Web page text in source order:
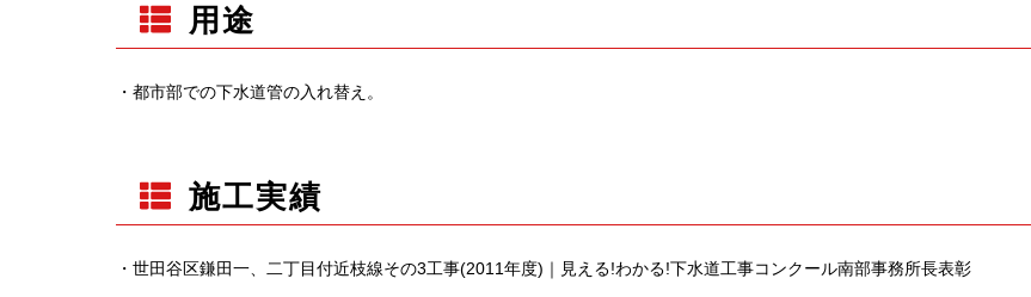
用途
・都市部での下水道管の入れ替え。
施工実績
・世田谷区鎌田一、二丁目付近枝線その3工事(2011年度)｜見える!わかる!下水道工事コンクール南部事務所長表彰